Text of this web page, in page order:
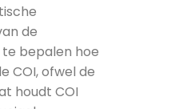
de
bepalen hoe
COI, ofwel de
houdt COI